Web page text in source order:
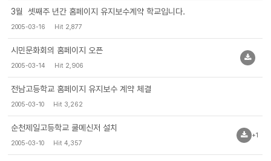
3월 셋째주 년간 홈페이지 유지보수계약 학교입니다.
2005-03-16 Hit 2,877
시민문화회의 홈페이지 오픈
2005-03-14 Hit 2,906
전남고등학교 홈페이지 유지보수 계약 체결
2005-03-10 Hit 3,262
순천제일고등학교 쿨메신저 설치
2005-03-10 Hit 4,357
+1